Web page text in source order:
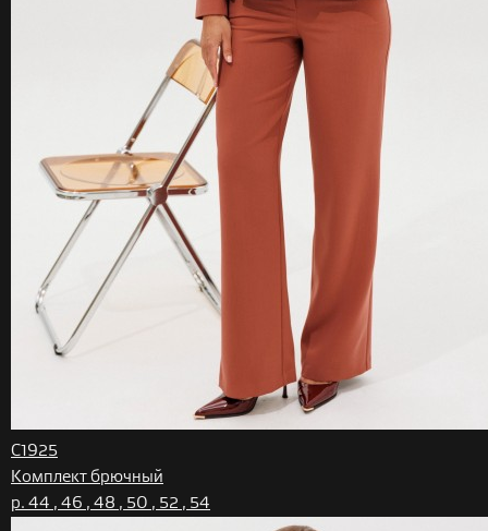
C1925
Комплект брючный
р. 44 , 46 , 48 , 50 , 52 , 54